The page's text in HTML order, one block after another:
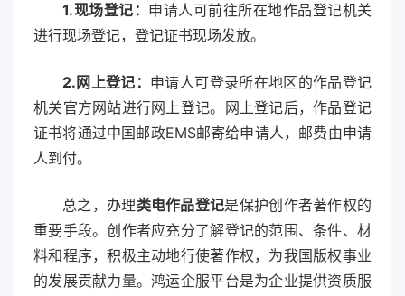
1.现场登记： 申请人可前往所在地作品登记机关
进行现场登记，登记证书现场发放。
2.网上登记： 申请人可登录所在地区的作品登记
机关官方网站进行网上登记。网上登记后，作品登记
证书将通过中国邮政EMS邮寄给申请人，邮费由申请
人到付。
总之，办理类电作品登记是保护创作者著作权的
重要手段。创作者应充分了解登记的范围、条件、材
料和程序，积极主动地行使著作权，为我国版权事业
的发展贡献力量。鸿运企服平台是为企业提供资质服